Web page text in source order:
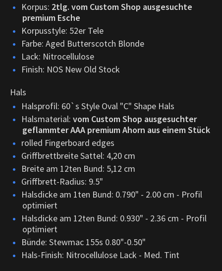
Korpus: 2tlg. vom Custom Shop ausgesuchte
premium Esche
Korpusstyle: 52er Tele
Farbe: Aged Butterscotch Blonde
Lack: Nitrocellulose
Finish: NOS New Old Stock
Hals
Halsprofil: 60`s Style Oval "C" Shape Hals
Halsmaterial: vom Custom Shop ausgesuchter
geflammter AAA premium Ahorn aus einem Stück
rolled Fingerboard edges
Griffbrettbreite Sattel: 4,20 cm
Breite am 12ten Bund: 5,12 cm
Griffbrett-Radius: 9.5"
Halsdicke am 1ten Bund: 0.790" - 2.00 cm - Profil
optimiert
Halsdicke am 12ten Bund: 0.930" - 2.36 cm - Profil
optimiert
Bünde: Stewmac 155s 0.80"-0.50"
Hals-Finish: Nitrocellulose Lack - Med. Tint